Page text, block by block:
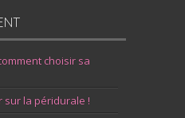
choisir sa
sur la péridurale !